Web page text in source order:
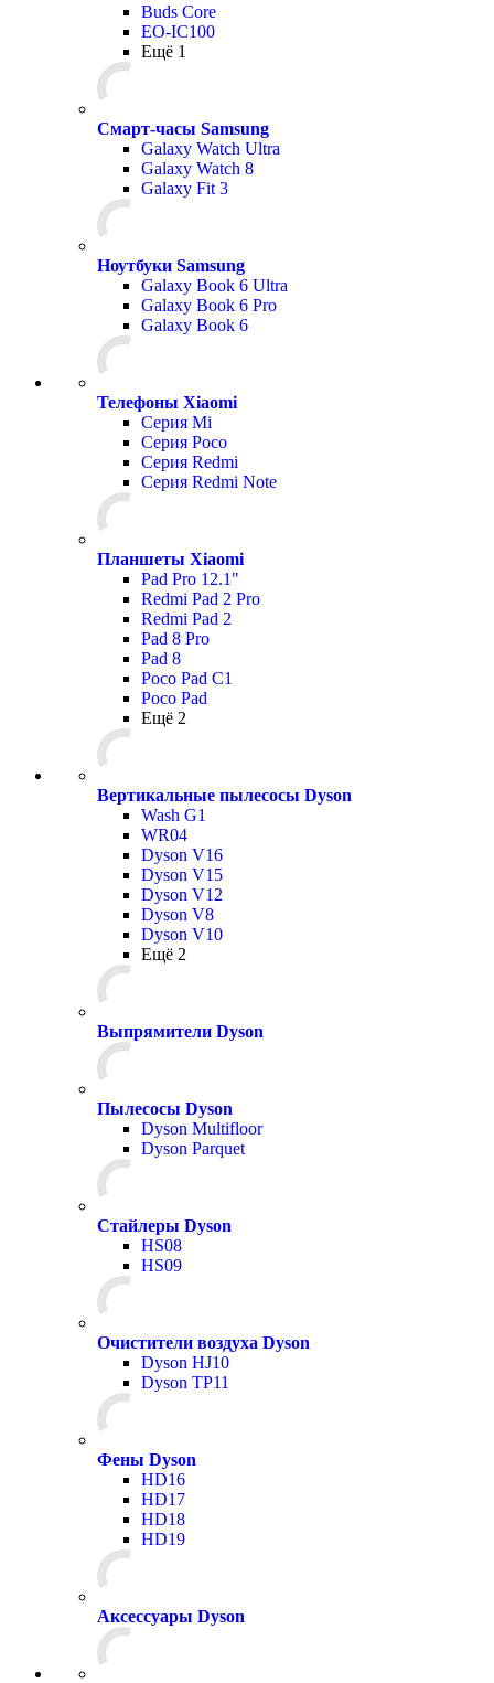
Buds Core
EO-IC100
Ещё 1
Смарт-часы Samsung
Galaxy Watch Ultra
Galaxy Watch 8
Galaxy Fit 3
Ноутбуки Samsung
Galaxy Book 6 Ultra
Galaxy Book 6 Pro
Galaxy Book 6
Телефоны Xiaomi
Серия Mi
Серия Poco
Серия Redmi
Серия Redmi Note
Планшеты Xiaomi
Pad Pro 12.1"
Redmi Pad 2 Pro
Redmi Pad 2
Pad 8 Pro
Pad 8
Poco Pad С1
Poco Pad
Ещё 2
Вертикальные пылесосы Dyson
Wash G1
WR04
Dyson V16
Dyson V15
Dyson V12
Dyson V8
Dyson V10
Ещё 2
Выпрямители Dyson
Пылесосы Dyson
Dyson Multifloor
Dyson Parquet
Стайлеры Dyson
HS08
HS09
Очистители воздуха Dyson
Dyson HJ10
Dyson TP11
Фены Dyson
HD16
HD17
HD18
HD19
Аксессуары Dyson